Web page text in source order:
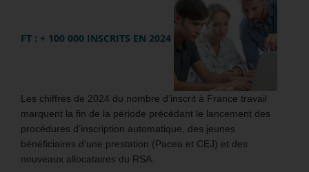
FT : + 100 000 INSCRITS EN 2024
Les chiffres de 2024 du nombre d’inscrit à France travail
marquent la fin de la période précédant le lancement des
procédures d’inscription automatique, des jeunes
bénéficiaires d’une prestation (Pacea et CEJ) et des
nouveaux allocataires du RSA.